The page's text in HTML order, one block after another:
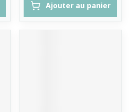
Ajouter au panier